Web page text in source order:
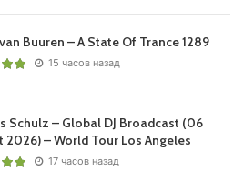
оценка:Будь первым !
Buuren – A State Of Trance 1289
15 часов назад
Schulz – Global DJ Broadcast (06
2026) – World Tour Los Angeles
17 часов назад